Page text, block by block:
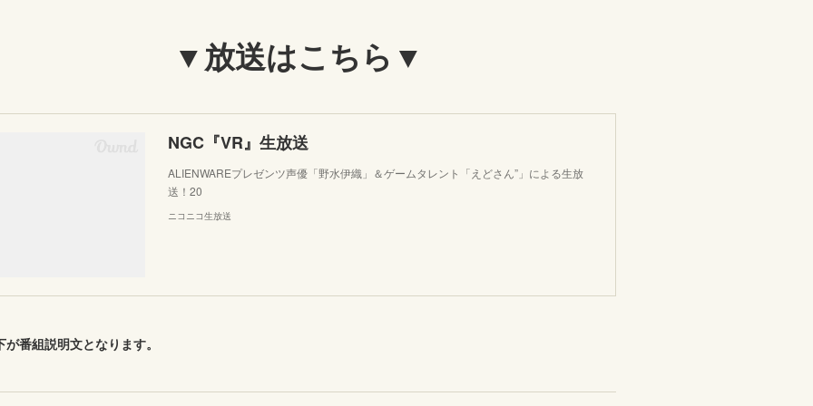
▼放送はこちら▼
NGC『VR』生放送
ALIENWAREプレゼンツ声優「野水伊織」＆ゲームタレント「えどさん”」による生放
送！20
ニコニコ生放送
が番組説明文となります。